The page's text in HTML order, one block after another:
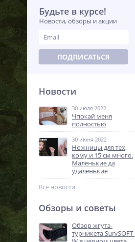
Будьте в курсе!
Новости, обзоры и акции
ПОДПИСАТЬСЯ
Новости
30 июля 2022
Чпокай меня
полностью
30 июня 2022
Ножницы для тех,
кому и 15 см много.
Маленькие да
удаленькие
Все новости
Обзоры и советы
Обзор жгута-
турникета SurvSOFT-